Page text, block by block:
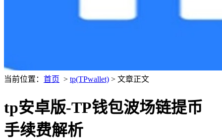
当前位置： 首页 > tp(TPwallet) > 文章正文
tp安卓版-TP钱包波场链提币
手续费解析